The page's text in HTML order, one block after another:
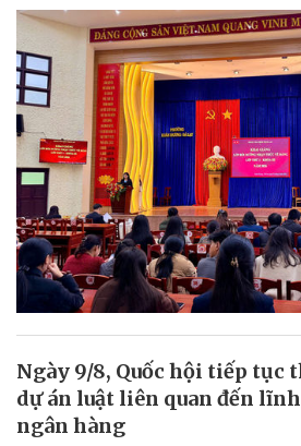
Ngày 9/8, Quốc hội tiếp tục
dự án luật liên quan đến
ngân hàng